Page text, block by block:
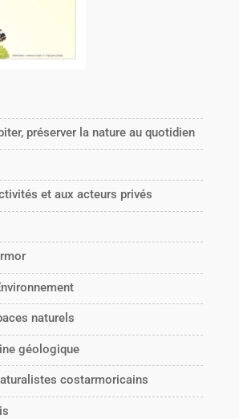
préserver la nature au quotidien
et aux acteurs privés
naturels
géologique
costarmoricains